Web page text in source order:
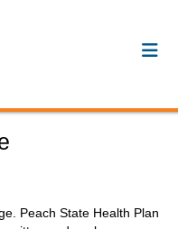
Peach State Health Plan